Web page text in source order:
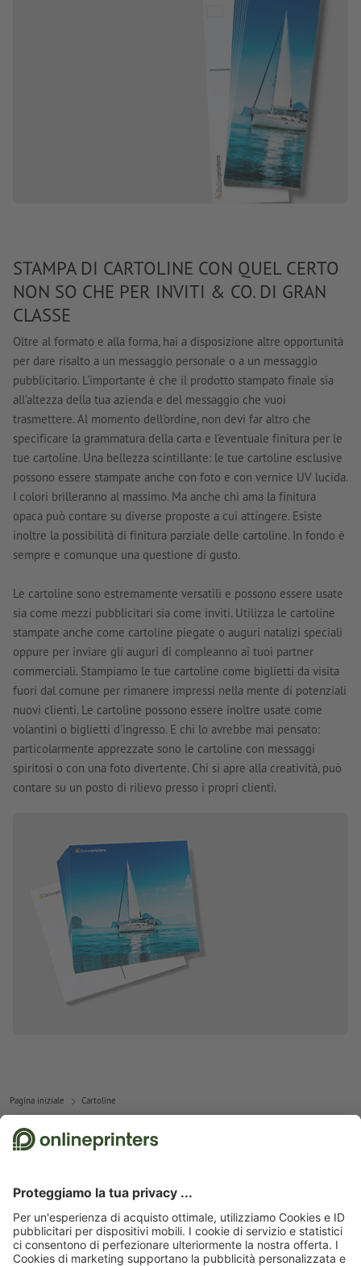
STAMPA DI CARTOLINE CON QUEL CERTO
NON SO CHE PER INVITI & CO. DI GRAN
CLASSE
Oltre al formato e alla forma, hai a disposizione altre opportunità
per dare risalto a un messaggio personale o a un messaggio
pubblicitario. L'importante è che il prodotto stampato finale sia
all'altezza della tua azienda e del messaggio che vuoi
trasmettere. Al momento dell'ordine, non devi far altro che
specificare la grammatura della carta e l'eventuale finitura per le
tue cartoline. Una bellezza scintillante: le tue cartoline esclusive
possono essere stampate anche con foto e con vernice UV lucida.
I colori brilleranno al massimo. Ma anche chi ama la finitura
opaca può contare su diverse proposte a cui attingere. Esiste
inoltre la possibilità di finitura parziale delle cartoline. In fondo è
sempre e comunque una questione di gusto.
Le cartoline sono estremamente versatili e possono essere usate
sia come mezzi pubblicitari sia come inviti. Utilizza le cartoline
stampate anche come cartoline piegate o auguri natalizi speciali
oppure per inviare gli auguri di compleanno ai tuoi partner
commerciali. Stampiamo le tue cartoline come biglietti da visita
fuori dal comune per rimanere impressi nella mente di potenziali
nuovi clienti. Le cartoline possono essere inoltre usate come
volantini o biglietti d'ingresso. E chi lo avrebbe mai pensato:
particolarmente apprezzate sono le cartoline con messaggi
spiritosi o con una foto divertente. Chi si apre alla creatività, può
contare su un posto di rilievo presso i propri clienti.
Pagina iniziale Cartoline
Chi siamo
Abbonati alla newsletter e assicurati un buono sconto del